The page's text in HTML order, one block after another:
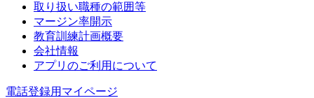
取り扱い職種の範囲等
マージン率開示
教育訓練計画概要
会社情報
アプリのご利用について
電話登録用マイページ